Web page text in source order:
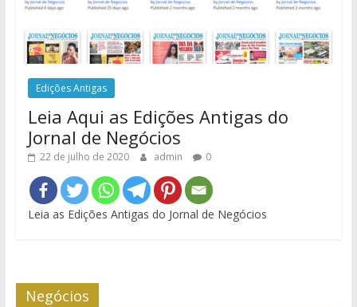
Edições Antigas
Leia Aqui as Edições Antigas do
Jornal de Negócios
22 de julho de 2020 admin 0
Leia as Edições Antigas do Jornal de Negócios
Negócios